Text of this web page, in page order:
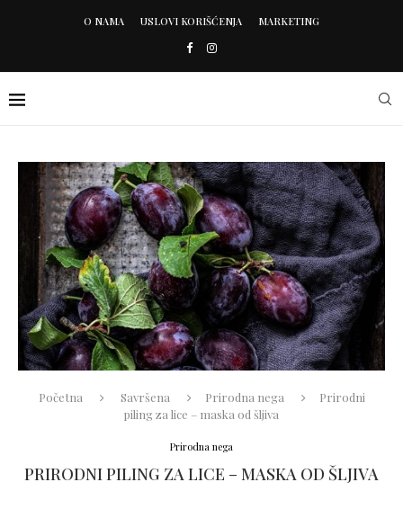
O NAMA USLOVI KORIŠĆENJA MARKETING
Početna Savršena Prirodna nega
Prirodni
piling za lice – maska od šljiva
Prirodna nega
PRIRODNI PILING ZA LICE – MASKA OD ŠLJIVA